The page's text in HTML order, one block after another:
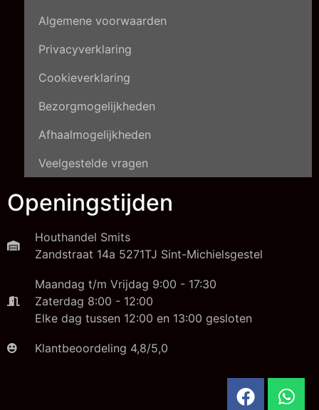
Algemene voorwaarden
Privacyverklaring
Cookieverklaring
Bezorgmogelijkheden
Afhaalmogelijkheden
Veelgestelde vragen
Openingstijden
Houthandel Smits
Zandstraat 14a 5271TJ Sint-Michielsgestel
Maandag t/m Vrijdag 9:00 - 17:30
Zaterdag 8:00 - 12:00
Elke dag tussen 12:00 en 13:00 gesloten
Klantbeoordeling 4,8/5,0